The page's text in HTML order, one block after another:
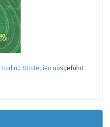
Trading Strategien ausgeführt